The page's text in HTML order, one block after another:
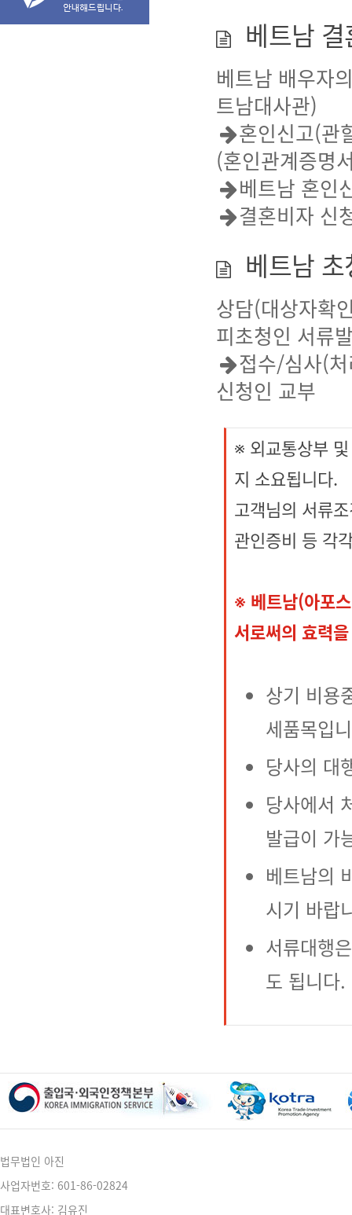
베트남 결
베트남 배우자
트남대사관)
혼인신고(관
(혼인관계증명
베트남 혼인
결혼비자 신
베트남 초
상담(대상자확
피초청인 서류
접수/심사(
신청인 교부
※ 외교통상부
지 소요됩니다.
고객님의 서류
관인증비 등 각
※ 베트남(아포
서로써의 효력
상기 비용
세품목입
당사의 대
당사에서
발급이 가
베트남의
시기 바랍
서류대행
도 됩니다.
법무법인 아진
사업자번호: 601-86-02824
대표변호사: 김유진